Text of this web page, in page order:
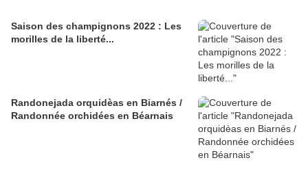
Saison des champignons 2022 : Les
morilles de la liberté...
Randonejada orquidèas en Biarnés /
Randonnée orchidées en Béarnais